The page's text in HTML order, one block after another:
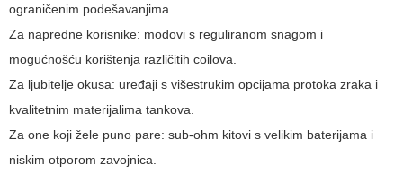
ograničenim podešavanjima.
Za napredne korisnike: modovi s reguliranom snagom i
mogućnošću korištenja različitih coilova.
Za ljubitelje okusa: uređaji s višestrukim opcijama protoka zraka i
kvalitetnim materijalima tankova.
Za one koji žele puno pare: sub-ohm kitovi s velikim baterijama i
niskim otporom zavojnica.